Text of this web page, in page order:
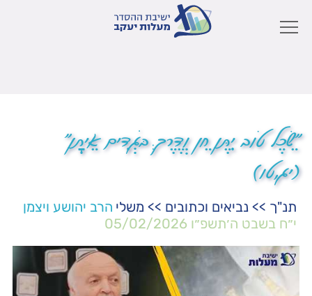
"שֵׂכֶל טוֹב יִתֶּן חֵן וְדֶרֶךְ בֹּגְדִים אֵיתָן"
(יג,טו)
תנ"ך >> נביאים וכתובים >> משלי הרב יהושע ויצמן
י״ח בשבט ה׳תשפ״ו 05/02/2026